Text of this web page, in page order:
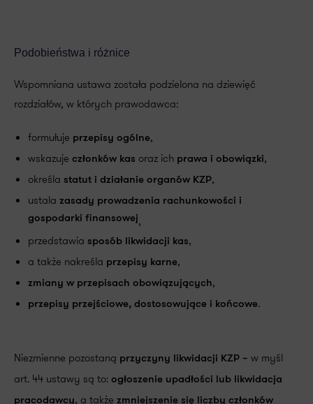
Podobieństwa i różnice
Wspomniana ustawa została podzielona na dziewięć
rozdziałów, w których prawodawca:
formułuje przepisy ogólne,
wskazuje członków kas oraz ich prawa i obowiązki,
określa statut i działanie organów KZP,
ustala zasady prowadzenia rachunkowości i
gospodarki finansowej,
przedstawia sposób likwidacji kas,
a także nakreśla przepisy karne,
zmiany w przepisach obowiązujących,
przepisy przejściowe, dostosowujące i końcowe.
Niezmienne pozostaną przyczyny likwidacji KZP – w myśl
art. 44 ustawy są to: ogłoszenie upadłości lub likwidacja
pracodawcy, a także zmniejszenie się liczby członków